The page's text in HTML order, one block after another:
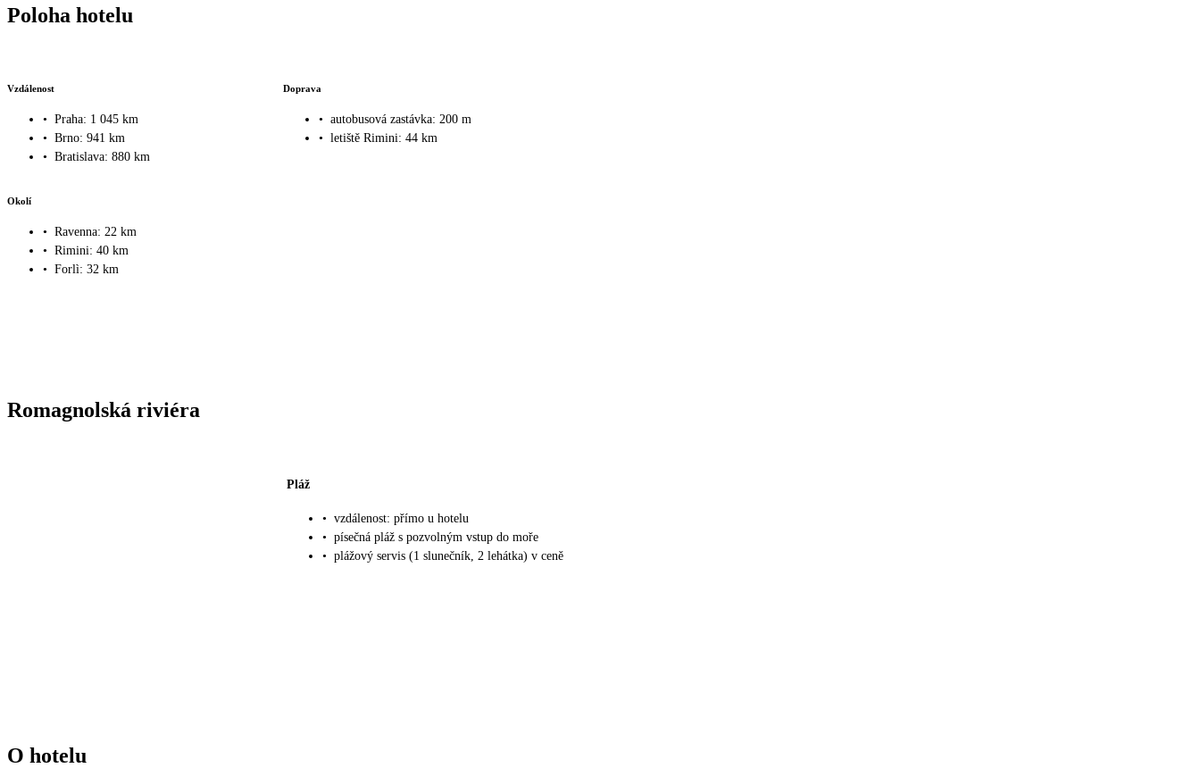
Poloha hotelu
Vzdálenost
• Praha: 1 045 km
• Brno: 941 km
• Bratislava: 880 km
Doprava
• autobusová zastávka: 200 m
• letiště Rimini: 44 km
Okolí
• Ravenna: 22 km
• Rimini: 40 km
• Forlì: 32 km
Romagnolská riviéra
Pláž
• vzdálenost: přímo u hotelu
• písečná pláž s pozvolným vstup do moře
• plážový servis (1 slunečník, 2 lehátka) v ceně
O hotelu